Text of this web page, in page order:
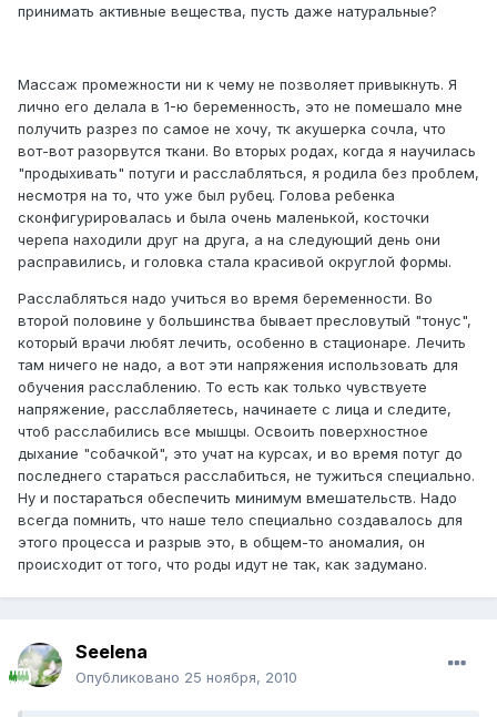
принимать активные вещества, пусть даже натуральные?
Массаж промежности ни к чему не позволяет привыкнуть. Я
лично его делала в 1-ю беременность, это не помешало мне
получить разрез по самое не хочу, тк акушерка сочла, что
вот-вот разорвутся ткани. Во вторых родах, когда я научилась
"продыхивать" потуги и расслабляться, я родила без проблем,
несмотря на то, что уже был рубец. Голова ребенка
сконфигурировалась и была очень маленькой, косточки
черепа находили друг на друга, а на следующий день они
расправились, и головка стала красивой округлой формы.
Расслабляться надо учиться во время беременности. Во
второй половине у большинства бывает пресловутый "тонус",
который врачи любят лечить, особенно в стационаре. Лечить
там ничего не надо, а вот эти напряжения использовать для
обучения расслаблению. То есть как только чувствуете
напряжение, расслабляетесь, начинаете с лица и следите,
чтоб расслабились все мышцы. Освоить поверхностное
дыхание "собачкой", это учат на курсах, и во время потуг до
последнего стараться расслабиться, не тужиться специально.
Ну и постараться обеспечить минимум вмешательств. Надо
всегда помнить, что наше тело специально создавалось для
этого процесса и разрыв это, в общем-то аномалия, он
происходит от того, что роды идут не так, как задумано.
Seelena
Опубликовано 25 ноября, 2010